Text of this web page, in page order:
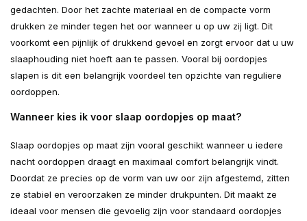
gedachten. Door het zachte materiaal en de compacte vorm
drukken ze minder tegen het oor wanneer u op uw zij ligt. Dit
voorkomt een pijnlijk of drukkend gevoel en zorgt ervoor dat u uw
slaaphouding niet hoeft aan te passen. Vooral bij oordopjes
slapen is dit een belangrijk voordeel ten opzichte van reguliere
oordoppen.
Wanneer kies ik voor slaap oordopjes op maat?
Slaap oordopjes op maat zijn vooral geschikt wanneer u iedere
nacht oordoppen draagt en maximaal comfort belangrijk vindt.
Doordat ze precies op de vorm van uw oor zijn afgestemd, zitten
ze stabiel en veroorzaken ze minder drukpunten. Dit maakt ze
ideaal voor mensen die gevoelig zijn voor standaard oordopjes